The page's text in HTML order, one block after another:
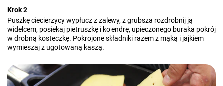
Krok 2
Puszkę ciecierzycy wypłucz z zalewy, z grubsza rozdrobnij ją
widelcem, posiekaj pietruszkę i kolendrę, upieczonego buraka pokrój
w drobną kosteczkę. Pokrojone składniki razem z mąką i jajkiem
wymieszaj z ugotowaną kaszą.